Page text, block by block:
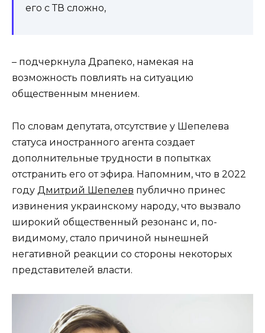
его с ТВ сложно,
– подчеркнула Драпеко, намекая на
возможность повлиять на ситуацию
общественным мнением.
По словам депутата, отсутствие у Шепелева
статуса иностранного агента создает
дополнительные трудности в попытках
отстранить его от эфира. Напомним, что в 2022
году Дмитрий Шепелев публично принес
извинения украинскому народу, что вызвало
широкий общественный резонанс и, по-
видимому, стало причиной нынешней
негативной реакции со стороны некоторых
представителей власти.